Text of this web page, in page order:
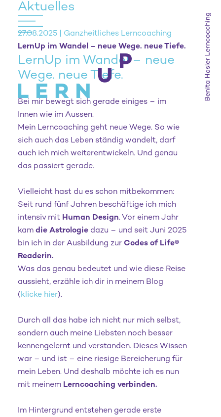
Aktuelles
27.08.2025 | Ganzheitliches Lerncoaching
LernUp im Wandel – neue Wege. neue Tiefe.
LernUp im Wandel – neue
Wege. neue Tiefe.
Bei mir bewegt sich gerade einiges – im
Innen wie im Aussen.
Mein Lerncoaching geht neue Wege. So wie
sich auch das Leben ständig wandelt, darf
auch ich mich weiterentwickeln. Und genau
das passiert gerade.
Vielleicht hast du es schon mitbekommen:
Seit rund fünf Jahren beschäftige ich mich
intensiv mit Human Design. Vor einem Jahr
kam die Astrologie dazu – und seit Juni 2025
bin ich in der Ausbildung zur Codes of Life®
Readerin.
Was das genau bedeutet und wie diese Reise
aussieht, erzähle ich dir in meinem Blog
(klicke hier).
Durch all das habe ich nicht nur mich selbst,
sondern auch meine Liebsten noch besser
kennengelernt und verstanden. Dieses Wissen
war – und ist – eine riesige Bereicherung für
mein Leben. Und deshalb möchte ich es nun
mit meinem Lerncoaching verbinden.
Im Hintergrund entstehen gerade erste